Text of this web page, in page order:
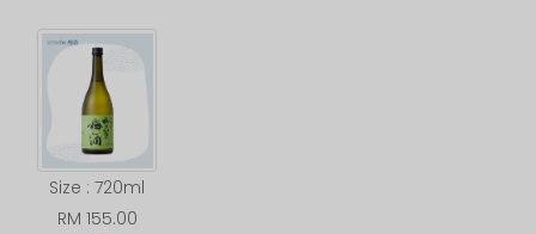
Size : 720ml
RM 155.00